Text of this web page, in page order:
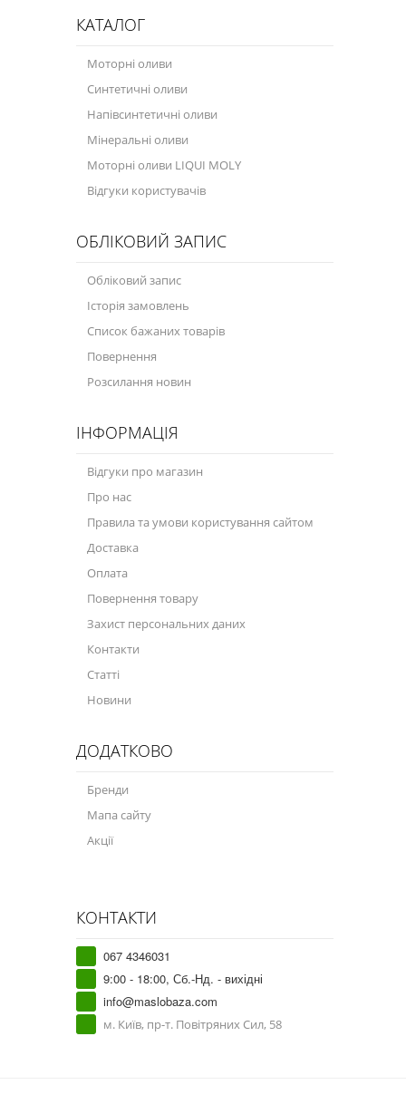
Сервісні продукти
Обладнання
Догляд за кондиціонером
Клеї і герметики
Мастила
Спеціальні програми
Велосипедна програма
Моторна олива для мотоцикла
Оливи для моторів човнів
Продукція для саду
Промислова програма
Зимова програма
КАТАЛОГ
Моторні оливи
Синтетичні оливи
Напівсинтетичні оливи
Мінеральні оливи
Моторні оливи LIQUI MOLY
Відгуки користувачів
ОБЛІКОВИЙ ЗАПИС
Обліковий запис
Історія замовлень
Список бажаних товарів
Повернення
Розсилання новин
ІНФОРМАЦІЯ
Відгуки про магазин
Про нас
Правила та умови користування сайтом
Доставка
Оплата
Повернення товару
Захист персональних даних
Контакти
Статті
Новини
ДОДАТКОВО
Бренди
Мапа сайту
Акції
КОНТАКТИ
067 4346031
9:00 - 18:00, Сб.-Нд. - вихідні
info@maslobaza.com
м. Київ, пр-т. Повітряних Сил, 58